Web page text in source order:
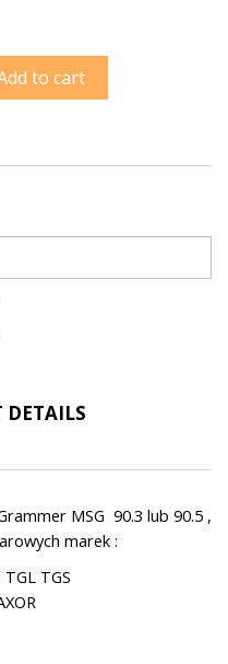
to cart
DETAILS
MSG 90.3 lub 90.5 ,
marek :
TGS